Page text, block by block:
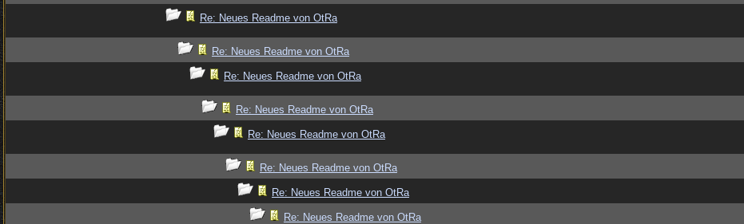
Re: Neues Readme von OtRa
Re: Neues Readme von OtRa
Re: Neues Readme von OtRa
Re: Neues Readme von OtRa
Re: Neues Readme von OtRa
Re: Neues Readme von OtRa
Re: Neues Readme von OtRa
Re: Neues Readme von OtRa